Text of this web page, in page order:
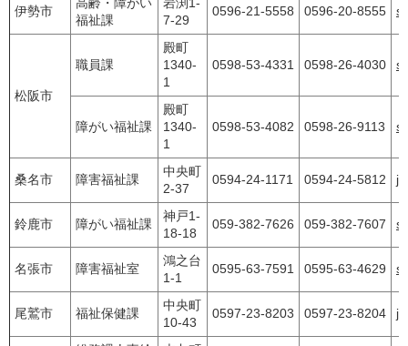
伊勢市
福祉課
7-29
0596-21-5558 0596-20-8555
松阪市
職員課
殿町
1340-
1
0598-53-4331 0598-26-4030
障がい福祉課
殿町
1340-
1
0598-53-4082 0598-26-9113
桑名市 障害福祉課
中央町
2-37
0594-24-1171 0594-24-5812
鈴鹿市 障がい福祉課
神戸1-
18-18
059-382-7626 059-382-7607
名張市 障害福祉室
鴻之台
1-1
0595-63-7591 0595-63-4629
尾鷲市 福祉保健課
中央町
10-43
0597-23-8203 0597-23-8204